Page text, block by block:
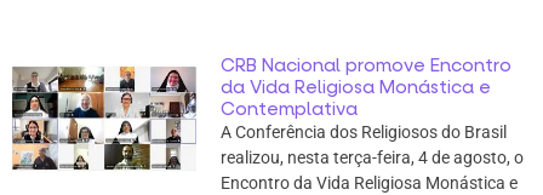
CRB Nacional promove Encontro
da Vida Religiosa Monástica e
Contemplativa
A Conferência dos Religiosos do Brasil
realizou, nesta terça-feira, 4 de agosto, o
Encontro da Vida Religiosa Monástica e